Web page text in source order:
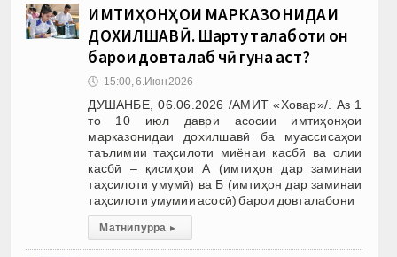
ИМТИҲОНҲОИ МАРКАЗОНИДАИ
ДОХИЛШАВӢ. Шарту талаботи он
барои довталаб чӣ гуна аст?
🕔 15:00, 6.Июн 2026
ДУШАНБЕ, 06.06.2026 /АМИТ «Ховар»/. Аз 1
то 10 июл даври асосии имтиҳонҳои
марказонидаи дохилшавӣ ба муассисаҳои
таълимии таҳсилоти миёнаи касбӣ ва олии
касбӣ – қисмҳои А (имтиҳон дар заминаи
таҳсилоти умумӣ) ва Б (имтиҳон дар заминаи
таҳсилоти умумии асосӣ) барои довталабони
Матни пурра ▸